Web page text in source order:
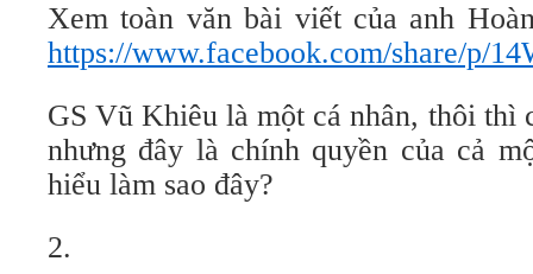
Xem toàn văn bài viết của anh
https://www.facebook.com/share/p/
GS Vũ Khiêu là một cá nhân, thôi thì
nhưng đây là chính quyền của cả
hiểu làm sao đây?
2.